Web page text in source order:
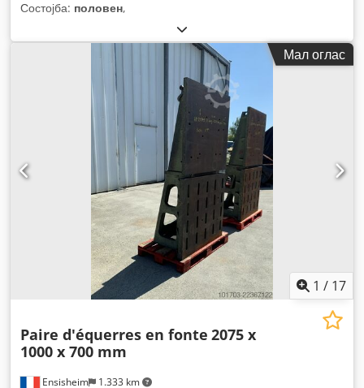
Состојба: половен,
Мал оглас
1 / 17
Ensisheim 1.333 km
Paire d'équerres en fonte 2075 x
1000 x 700 mm